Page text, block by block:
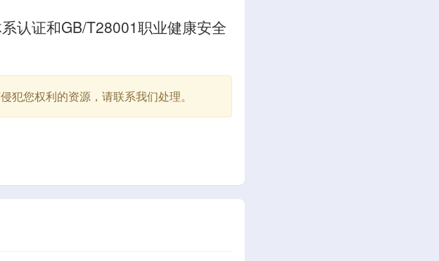
认证和GB/T28001职业健康安全
您权利的资源，请联系我们处理。